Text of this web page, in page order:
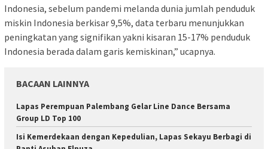
Indonesia, sebelum pandemi melanda dunia jumlah penduduk
miskin Indonesia berkisar 9,5%, data terbaru menunjukkan
peningkatan yang signifikan yakni kisaran 15-17% penduduk
Indonesia berada dalam garis kemiskinan,” ucapnya.
BACAAN LAINNYA
Lapas Perempuan Palembang Gelar Line Dance Bersama
Group LD Top 100
Isi Kemerdekaan dengan Kepedulian, Lapas Sekayu Berbagi di